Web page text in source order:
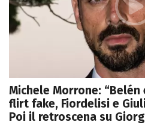
Michele Morrone: “Belén
flirt fake, Fiordelisi e
Poi il retroscena su